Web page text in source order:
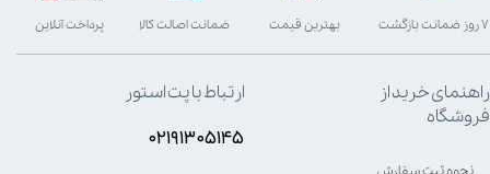
بهترین قیمت پرداخت آنلاین ۷ روز ضمانت بازگشت ضمانت اصالت کالا
راهنمای خرید از
فروشگاه
ارتباط با پت استور
۰۲۱۹۱۳۰۵۱۴۵